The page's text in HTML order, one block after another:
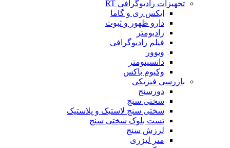
تجهیزات رادیوگرافی RT
ایکس ری و گاما
دارو ظهور و ثبوت
رادیومتر
فیلم رادیوگرافی
ویوور
دانسیتومتر
وکیوم باکس
بازرسی فیزیکی
دورسنج
سختی سنج
سختی سنج لاستیک و پلاستیک
تست بلوک سختی سنج
لرزش سنج
متر لیزری